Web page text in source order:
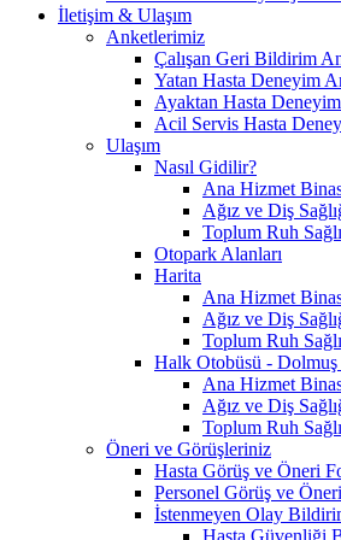
İletişim & Ulaşım
Anketlerimiz
Çalışan Geri Bildirim
Yatan Hasta Deneyim
Ayaktan Hasta
Acil Servis Hasta
Ulaşım
Nasıl Gidilir?
Ana Hizmet
Ağız ve Diş
Toplum Ruh
Otopark Alanları
Harita
Ana Hizmet
Ağız ve Diş
Toplum Ruh
Halk Otobüsü -
Ana Hizmet
Ağız ve Diş
Toplum Ruh
Öneri ve Görüşleriniz
Hasta Görüş ve Öneri
Personel Görüş ve
İstenmeyen Olay
Hasta Güvenliği